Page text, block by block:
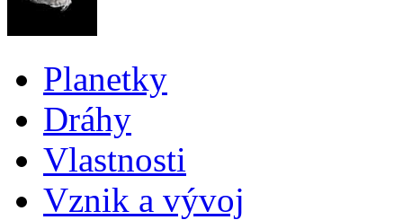
Planetky
Dráhy
Vlastnosti
Vznik a vývoj